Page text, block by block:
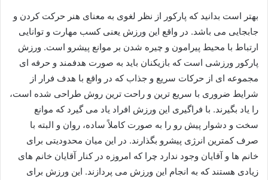
بهتر است بدانید که پارکور از نظر لغوی به معنای هنر حرکت کردن و
جابجایی می باشد. در واقع این ورزش یعنی کسب مهارت و توانایی
ارتباط با محیط پیرامون و چیره شدن بر موانع پیشرو است. ورزش
پارکور ورزشی است که بازیکنان باید به صورت هدفمند و حرفه ای
مجموعه ‌ای از حرکات سریع و جذاب که در واقع با هدف فرار از
شرایط ضروری با سریع ترین و راحت ترین روش طراحی شده است،
را یاد بگیرند. با فراگیری این ورزش افراد یاد می‌ گیرد که موانع
سخت و دشوار پیش رو را به صورت کاملاً ساده، روان و البته با
صرف کمترین انرژی پیشرو بگذارند. در این میان محدودیتی برای
خانم ها و آقایان وجود ندارد چرا که امروزه در کنار آقایان خانم های
زیادی هستند که به انجام این ورزش می پردازند. این ورزش برای